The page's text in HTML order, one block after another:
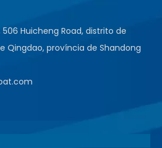
506 Huicheng Road, distrito de
Qingdao, província de Shandong